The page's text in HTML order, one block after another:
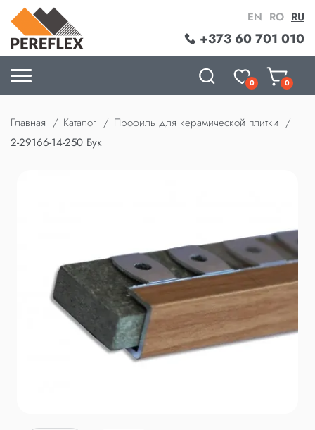
+373 60 701 010
EN RO RU
0 0
Главная Каталог
Профиль для керамической плитки
2-29166-14-250 Бук